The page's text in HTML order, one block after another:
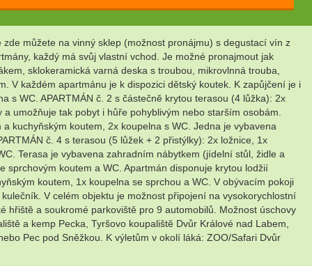
můžete na vinný sklep (možnost pronájmu) s degustací vín z
každý má svůj vlastní vchod. Je možné pronajmout jak
sklokeramická varná deska s troubou, mikrovlnná trouba,
V každém apartmánu je k dispozici dětský koutek. K zapůjčení je i
s WC. APARTMÁN č. 2 s částečně krytou terasou (4 lůžka): 2x
umožňuje tak pobyt i hůře pohyblivým nebo starším osobám.
kuchyňským koutem, 2x koupelna s WC. Jedna je vybavena
č. 4 s terasou (5 lůžek + 2 přistýlky): 2x ložnice, 1x
Terasa je vybavena zahradním nábytkem (jídelní stůl, židle a
sprchovým koutem a WC. Apartmán disponuje krytou lodžií
koutem, 1x koupelna se sprchou a WC. V obývacím pokoji
V celém objektu je možnost připojení na vysokorychlostní
a soukromé parkoviště pro 9 automobilů. Možnost úschovy
a kemp Pecka, Tyršovo koupaliště Dvůr Králové nad Labem,
Pec pod Sněžkou. K výletům v okolí láká: ZOO/Safari Dvůr